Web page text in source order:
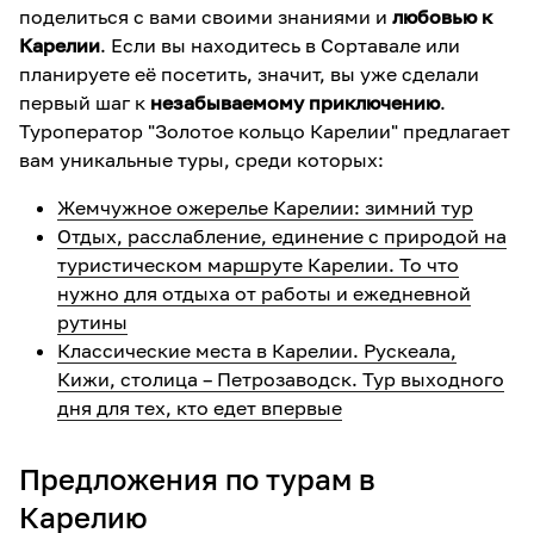
поделиться с вами своими знаниями и любовью к
Карелии. Если вы находитесь в Сортавале или
планируете её посетить, значит, вы уже сделали
первый шаг к незабываемому приключению.
Туроператор "Золотое кольцо Карелии" предлагает
вам уникальные туры, среди которых:
Жемчужное ожерелье Карелии: зимний тур
Отдых, расслабление, единение с природой на
туристическом маршруте Карелии. То что
нужно для отдыха от работы и ежедневной
рутины
Классические места в Карелии. Рускеала,
Кижи, столица – Петрозаводск. Тур выходного
дня для тех, кто едет впервые
Предложения по турам в
Карелию